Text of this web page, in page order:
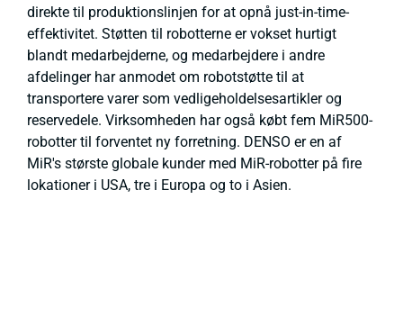
direkte til produktionslinjen for at opnå just-in-time-
effektivitet. Støtten til robotterne er vokset hurtigt
blandt medarbejderne, og medarbejdere i andre
afdelinger har anmodet om robotstøtte til at
transportere varer som vedligeholdelsesartikler og
reservedele. Virksomheden har også købt fem MiR500-
robotter til forventet ny forretning. DENSO er en af
MiR's største globale kunder med MiR-robotter på fire
lokationer i USA, tre i Europa og to i Asien.